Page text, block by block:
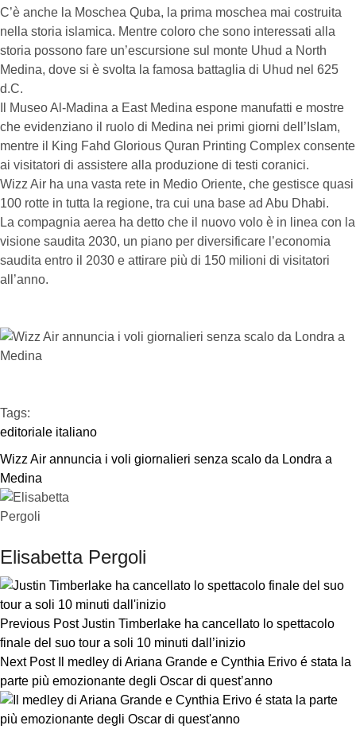
C’è anche la Moschea Quba, la prima moschea mai costruita
nella storia islamica. Mentre coloro che sono interessati alla
storia possono fare un’escursione sul monte Uhud a North
Medina, dove si è svolta la famosa battaglia di Uhud nel 625
d.C.
Il Museo Al-Madina a East Medina espone manufatti e mostre
che evidenziano il ruolo di Medina nei primi giorni dell’Islam,
mentre il King Fahd Glorious Quran Printing Complex consente
ai visitatori di assistere alla produzione di testi coranici.
Wizz Air ha una vasta rete in Medio Oriente, che gestisce quasi
100 rotte in tutta la regione, tra cui una base ad Abu Dhabi.
La compagnia aerea ha detto che il nuovo volo è in linea con la
visione saudita 2030, un piano per diversificare l’economia
saudita entro il 2030 e attirare più di 150 milioni di visitatori
all’anno.
Tags:
editoriale italiano
Wizz Air annuncia i voli giornalieri senza scalo da Londra a
Medina
Elisabetta Pergoli
Previous Post Justin Timberlake ha cancellato lo spettacolo
finale del suo tour a soli 10 minuti dall’inizio
Next Post
Il medley di Ariana Grande e Cynthia Erivo é stata la
parte più emozionante degli Oscar di quest’anno